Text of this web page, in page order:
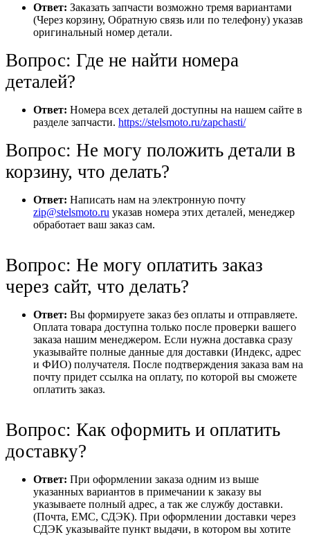
Ответ: Заказать запчасти возможно тремя вариантами
(Через корзину, Обратную связь или по телефону) указав
оригинальный номер детали.
Вопрос: Где не найти номера
деталей?
Ответ: Номера всех деталей доступны на нашем сайте в
разделе запчасти. https://stelsmoto.ru/zapchasti/
Вопрос: Не могу положить детали в
корзину, что делать?
Ответ: Написать нам на электронную почту
zip@stelsmoto.ru указав номера этих деталей, менеджер
обработает ваш заказ сам.
Вопрос: Не могу оплатить заказ
через сайт, что делать?
Ответ: Вы формируете заказ без оплаты и отправляете.
Оплата товара доступна только после проверки вашего
заказа нашим менеджером. Если нужна доставка сразу
указывайте полные данные для доставки (Индекс, адрес
и ФИО) получателя. После подтверждения заказа вам на
почту придет ссылка на оплату, по которой вы сможете
оплатить заказ.
Вопрос: Как оформить и оплатить
доставку?
Ответ: При оформлении заказа одним из выше
указанных вариантов в примечании к заказу вы
указываете полный адрес, а так же службу доставки.
(Почта, ЕМС, СДЭК). При оформлении доставки через
СДЭК указывайте пункт выдачи, в котором вы хотите